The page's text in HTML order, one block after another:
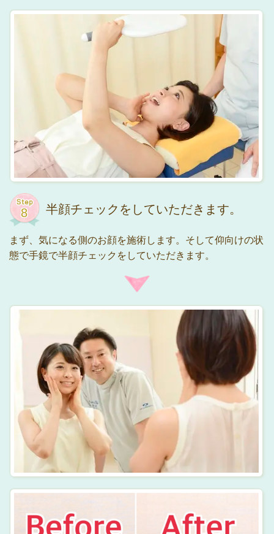
半顔チェックをしていただきます。
まず、気になる側のお顔を施術します。そして仰向けの状
態で手鏡で半顔チェックをしていただきます。